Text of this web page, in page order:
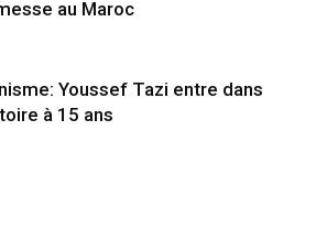
au Maroc
Youssef Tazi entre dans
à 15 ans